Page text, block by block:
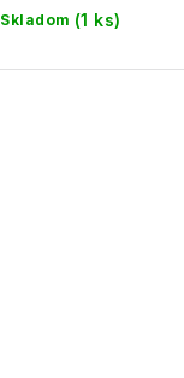
Skladom (1 ks)